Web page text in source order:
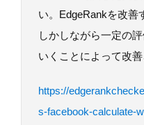
い。EdgeRankを改善
しかしながら一定の
いくことによって改善
https://
s-facebook-calculate-